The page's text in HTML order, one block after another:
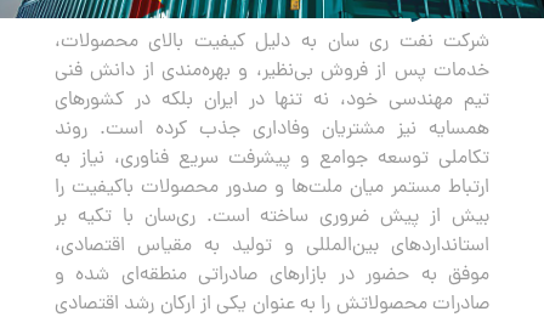
شرکت نفت ری سان به دلیل کیفیت بالای محصولات،
خدمات پس از فروش بی‌نظیر، و بهره‌مندی از دانش فنی
تیم مهندسی خود، نه تنها در ایران بلکه در کشورهای
همسایه نیز مشتریان وفاداری جذب کرده است. روند
تکاملی توسعه جوامع و پیشرفت سریع فناوری، نیاز به
ارتباط مستمر میان ملت‌ها و صدور محصولات باکیفیت را
بیش از پیش ضروری ساخته است. ری‌سان با تکیه بر
استانداردهای بین‌المللی و تولید به مقیاس اقتصادی،
موفق به حضور در بازارهای صادراتی منطقه‌ای شده و
صادرات محصولاتش را به عنوان یکی از ارکان رشد اقتصادی